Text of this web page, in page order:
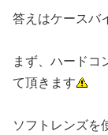
答えはケースバ
まず、ハードコ
て頂きます
ソフトレンズを